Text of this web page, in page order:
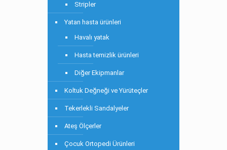
Stripler
Yatan hasta ürünleri
Havalı yatak
Hasta temizlik ürünleri
Diğer Ekipmanlar
Koltuk Değneği ve Yürüteçler
Tekerlekli Sandalyeler
Ateş Ölçerler
Çocuk Ortopedi Ürünleri